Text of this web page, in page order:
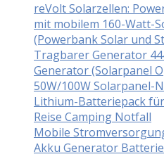
reVolt Solarzellen:
mit mobilem 160-Watt-
(Powerbank Solar und
Tragbarer Generator
Generator (Solarpanel
50W/100W
Lithium-Batteriepack
Reise Camping Notfall
Mobile
Akku Generator